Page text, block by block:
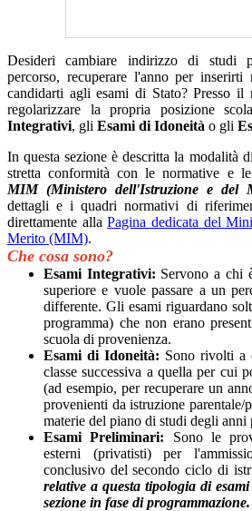
Desideri cambiare indirizzo di studi
percorso, recuperare l'anno per inserirti
candidarti agli esami di Stato? Presso il
regolarizzare la propria posizione
Integrativi, gli Esami di Idoneità o gli
In questa sezione è descritta la modalità
stretta conformità con le normative e
MIM (Ministero dell'Istruzione e del
dettagli e i quadri normativi di
direttamente allaPagina dedicata del
Merito (MIM).
Che cosa sono?
Esami Integrativi: Servono a chi
superiore e vuole passare a un
differente. Gli esami riguardano
programma) che non erano
scuola di provenienza.
Esami di Idoneità: Sono rivolti a
classe successiva a quella per cui
(ad esempio, per recuperare un
provenienti da istruzione
materie del piano di studi degli anni
Esami Preliminari: Sono le
esterni (privatisti) per
conclusivo del secondo ciclo di
relative a questa tipologia di
sezione in fase di programmazione.